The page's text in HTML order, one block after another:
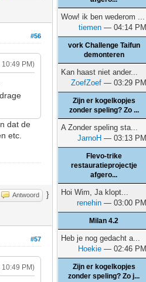
#56
PM)
dat de
etc.
Antwoord }
#57
PM)
Wow! ik ben wederom ...
tiemen — 04:14 PM
vork Challenge Taifun
demonteren
Kan haast niet ander...
ZoefZoef — 03:29 PM
Zijn er kogelkopjes
zonder speling? Zo ...
A Zonder speling sta...
JarnoH — 03:13 PM
Flevo-trike
restauratieprojectje
afgero...
Hoi Wim, Ja klopt...
renehin — 03:00 PM
Milan 4.2
Heb je nog gedacht a...
Hoekie — 02:46 PM
Zijn er kogelkopjes
zonder speling? Zo j...